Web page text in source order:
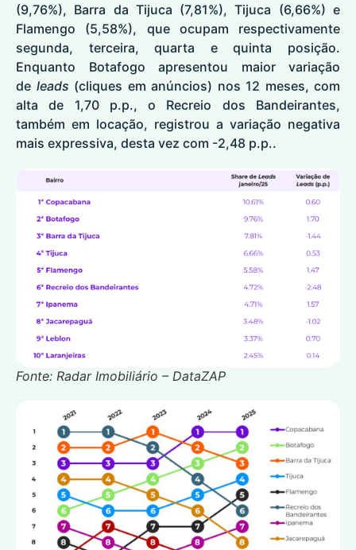
(9,76%), Barra da Tijuca (7,81%), Tijuca (6,66%) e
Flamengo (5,58%), que ocupam respectivamente
segunda, terceira, quarta e quinta posição.
Enquanto Botafogo apresentou maior variação
de leads (cliques em anúncios) nos 12 meses, com
alta de 1,70 p.p., o Recreio dos Bandeirantes,
também em locação, registrou a variação negativa
mais expressiva, desta vez com -2,48 p.p..
Fonte: Radar Imobiliário – DataZAP